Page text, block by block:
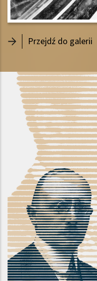
Przejdź do galerii-